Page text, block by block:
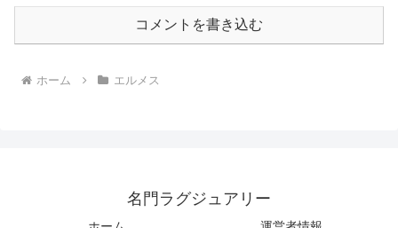
コメントを書き込む
ホーム エルメス
名門ラグジュアリー